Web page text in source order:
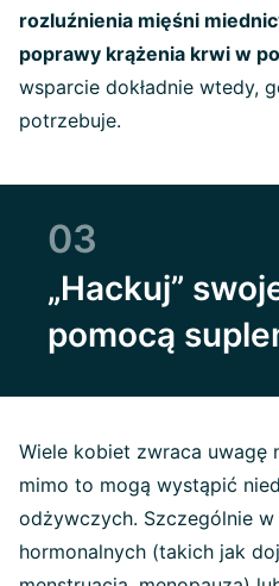
rozluźnienia mięśni
poprawy krążenia krwi w
wsparcie dokładnie wtedy,
potrzebuje.
03
„Hackuj”
pomocą
Wiele kobiet zwraca uwagę
mimo to mogą wystąpić
odżywczych. Szczególnie
hormonalnych (takich jak